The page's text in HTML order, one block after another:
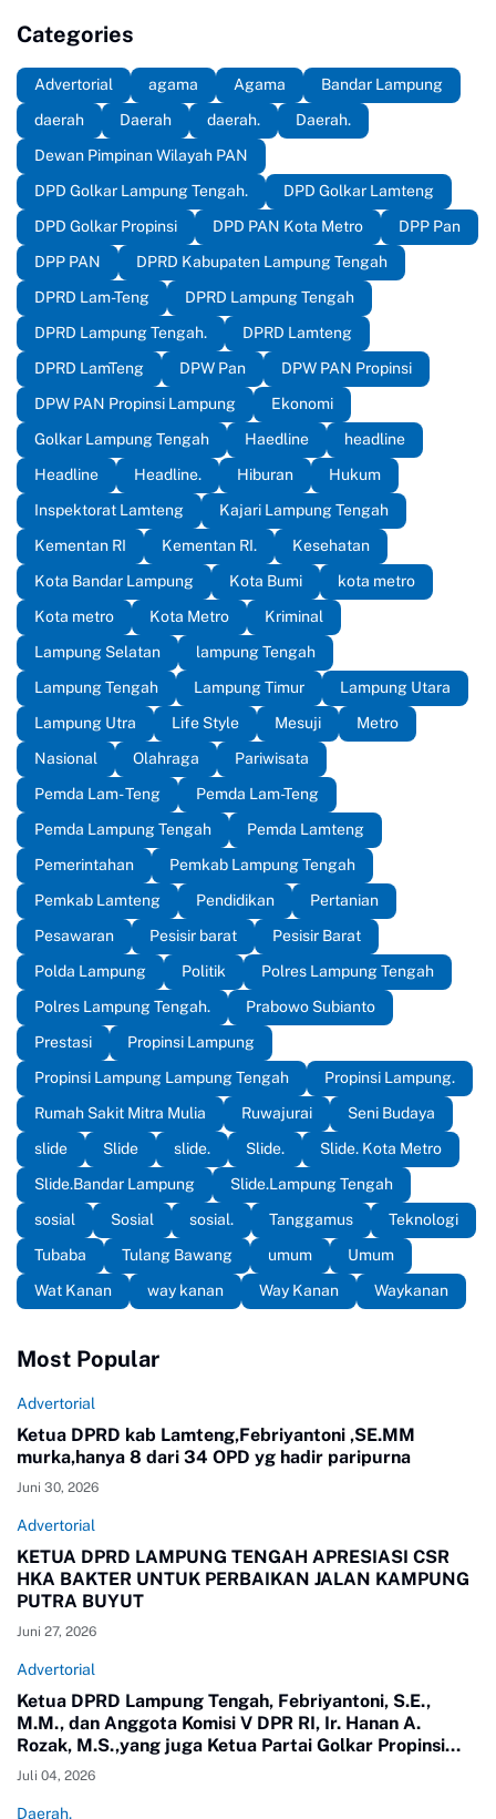
Categories
Advertorial agama Agama
Bandar Lampung
daerah
Daerah daerah.
Daerah.
Dewan Pimpinan Wilayah PAN
DPD Golkar Lampung Tengah.
DPD Golkar Lamteng
DPD Golkar Propinsi
DPD PAN Kota Metro
DPP Pan
DPP PAN
DPRD Kabupaten Lampung Tengah
DPRD Lam-Teng
DPRD Lampung Tengah
DPRD Lampung Tengah.
DPRD Lamteng
DPRD LamTeng
DPW Pan
DPW PAN Propinsi
DPW PAN Propinsi Lampung
Ekonomi
Golkar Lampung Tengah
Haedline
headline
Headline
Headline. Hiburan
Hukum
Inspektorat Lamteng
Kajari Lampung Tengah
Kementan RI
Kementan RI.
Kesehatan
Kota Bandar Lampung
Kota Bumi
kota metro
Kota metro
Kota Metro
Kriminal
Lampung Selatan
lampung Tengah
Lampung Tengah
Lampung Timur
Lampung Utara
Lampung Utra
Life Style Mesuji
Metro
Nasional
Olahraga
Pariwisata
Pemda Lam- Teng
Pemda Lam-Teng
Pemda Lampung Tengah
Pemda Lamteng
Pemerintahan
Pemkab Lampung Tengah
Pemkab Lamteng
Pendidikan
Pertanian
Pesawaran
Pesisir barat
Pesisir Barat
Polda Lampung
Politik
Polres Lampung Tengah
Polres Lampung Tengah.
Prabowo Subianto
Prestasi
Propinsi Lampung
Propinsi Lampung Lampung Tengah
Propinsi Lampung.
Rumah Sakit Mitra Mulia
Ruwajurai
Seni Budaya
slide
Slide slide. Slide.
Slide. Kota Metro
Slide.Bandar Lampung
Slide.Lampung Tengah
sosial
Sosial sosial. Tanggamus
Teknologi
Tubaba
Tulang Bawang umum
Umum
Wat Kanan
way kanan Way Kanan Waykanan
Most Popular
Advertorial
Ketua DPRD kab Lamteng,Febriyantoni ,SE.MM
murka,hanya 8 dari 34 OPD yg hadir paripurna
Juni 30, 2026
Advertorial
KETUA DPRD LAMPUNG TENGAH APRESIASI CSR
HKA BAKTER UNTUK PERBAIKAN JALAN KAMPUNG
PUTRA BUYUT
Juni 27, 2026
Advertorial
Ketua DPRD Lampung Tengah, Febriyantoni, S.E.,
M.M., dan Anggota Komisi V DPR RI, Ir. Hanan A.
Rozak, M.S.,yang juga Ketua Partai Golkar Propinsi
Lampung meninjau langsung jalan di Kampung Putra
Buyut, Kecamatan Gunung Sugih.
Juli 04, 2026
Daerah.